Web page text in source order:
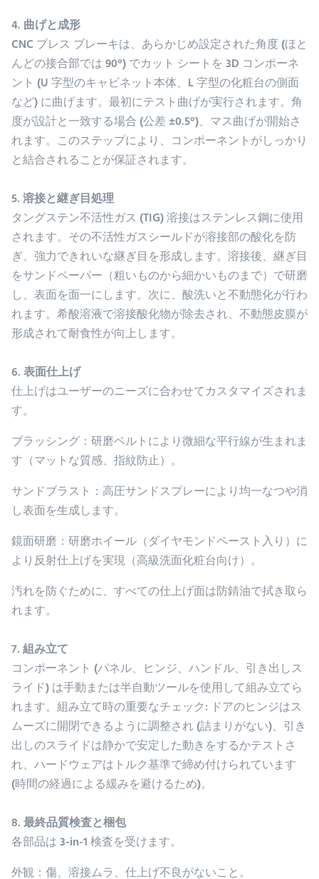
4. 曲げと成形
CNC プレス ブレーキは、あらかじめ設定された角度 (ほと
んどの接合部では 90°) でカット シートを 3D コンポーネ
ント (U 字型のキャビネット本体、L 字型の化粧台の側面
など) に曲げます。最初にテスト曲げが実行されます。角
度が設計と一致する場合 (公差 ±0.5°)、マス曲げが開始さ
れます。このステップにより、コンポーネントがしっかり
と結合されることが保証されます。
5. 溶接と継ぎ目処理
タングステン不活性ガス (TIG) 溶接はステンレス鋼に使用
されます。その不活性ガスシールドが溶接部の酸化を防
ぎ、強力できれいな継ぎ目を形成します。溶接後、継ぎ目
をサンドペーパー（粗いものから細かいものまで）で研磨
し、表面を面一にします。次に、酸洗いと不動態化が行わ
れます。希酸溶液で溶接酸化物が除去され、不動態皮膜が
形成されて耐食性が向上します。
6. 表面仕上げ
仕上げはユーザーのニーズに合わせてカスタマイズされま
す。
ブラッシング ：研磨ベルトにより微細な平行線が生まれま
す（マットな質感、指紋防止）。
サンドブラスト ：高圧サンドスプレーにより均一なつや消
し表面を生成します。
鏡面研磨 ：研磨ホイール（ダイヤモンドペースト入り）に
より反射仕上げを実現（高級洗面化粧台向け）。
汚れを防ぐために、すべての仕上げ面は防錆油で拭き取ら
れます。
7. 組み立て
コンポーネント (パネル、ヒンジ、ハンドル、引き出しス
ライド) は手動または半自動ツールを使用して組み立てら
れます。組み立て時の重要なチェック: ドアのヒンジはス
ムーズに開閉できるように調整され (詰まりがない)、引き
出しのスライドは静かで安定した動きをするかテストさ
れ、ハードウェアはトルク基準で締め付けられています
(時間の経過による緩みを避けるため)。
8. 最終品質検査と梱包
各部品は 3-in-1 検査を受けます。
外観 ：傷、溶接ムラ、仕上げ不良がないこと。